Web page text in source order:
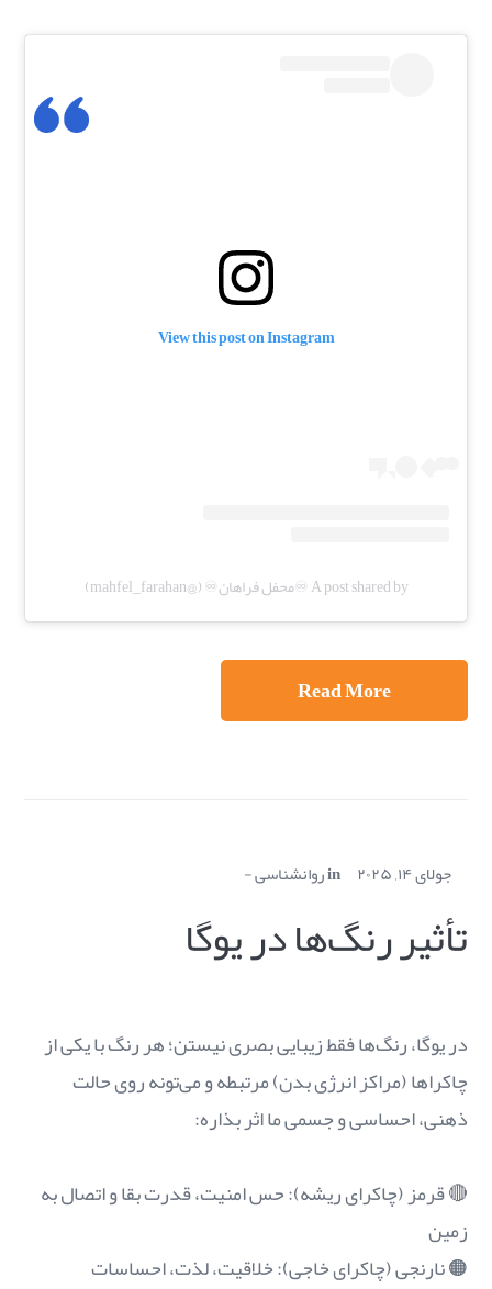
View this post on Instagram
A post shared by ♾️محفل فراهان♾️ (@mahfel_farahan)
Read More
جولای ۱۴, ۲۰۲۵ inروانشناسی
تأثیر رنگ‌ها در یوگا
در یوگا، رنگ‌ها فقط زیبایی بصری نیستن؛ هر رنگ با یکی از
چاکراها (مراکز انرژی بدن) مرتبطه و می‌تونه روی حالت
ذهنی، احساسی و جسمی ما اثر بذاره:
🔴 قرمز (چاکرای ریشه): حس امنیت، قدرت بقا و اتصال به
زمین
🟠 نارنجی (چاکرای خاجی): خلاقیت، لذت، احساسات